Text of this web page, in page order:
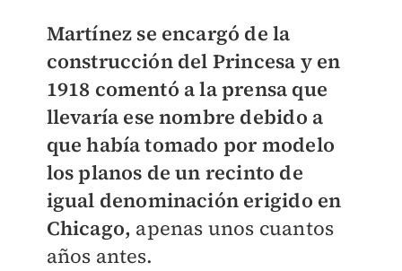
Martínez se encargó de la
construcción del Princesa y en
1918 comentó a la prensa que
llevaría ese nombre debido a
que había tomado por modelo
los planos de un recinto de
igual denominación erigido en
Chicago, apenas unos cuantos
años antes.